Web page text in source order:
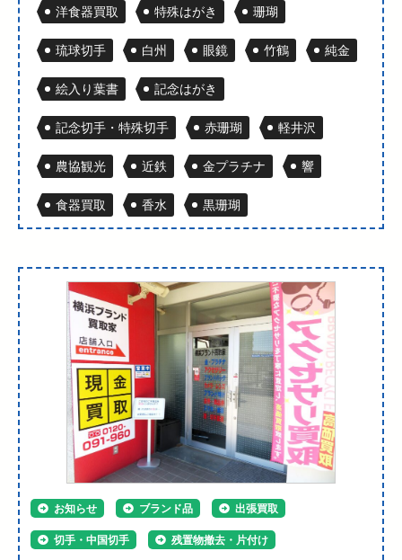
洋食器買取 特殊はがき 珊瑚
琉球切手 白州 眼鏡 竹鶴 純金
絵入り葉書 記念はがき
記念切手・特殊切手 赤珊瑚 軽井沢
農協観光 近鉄 金プラチナ 響
食器買取 香水 黒珊瑚
お知らせ ブランド品 出張買取
切手・中国切手 残置物撤去・片付け